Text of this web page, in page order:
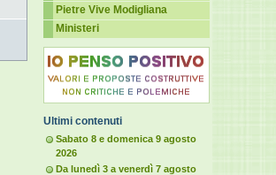
Pietre Vive Modigliana
Ministeri
Ultimi contenuti
Sabato 8 e domenica 9 agosto
2026
Da lunedì 3 a venerdì 7 agosto